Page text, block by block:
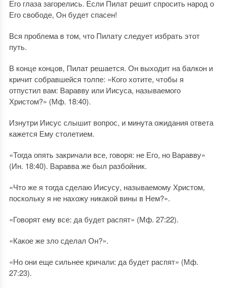
Его глаза загорелись. Если Пилат решит спросить народ о
Его свободе, Он будет спасен!
Вся проблема в том, что Пилату следует избрать этот
путь.
В конце концов, Пилат решается. Он выходит на балкон и
кричит собравшейся толпе: «Кого хотите, чтобы я
отпустил вам: Варавву или Иисуса, называемого
Христом?» (Мф. 18:40).
Изнутри Иисус слышит вопрос, и минута ожидания ответа
кажется Ему столетием.
«Тогда опять закричали все, говоря: не Его, но Варавву»
(Ин. 18:40). Варавва же был разбойник.
«Что же я тогда сделаю Иисусу, называемому Христом,
поскольку я не нахожу никакой вины в Нем?».
«Говорят ему все: да будет распят» (Мф. 27:22).
«Какое же зло сделал Он?».
«Но они еще сильнее кричали: да будет распят» (Мф.
27:23).